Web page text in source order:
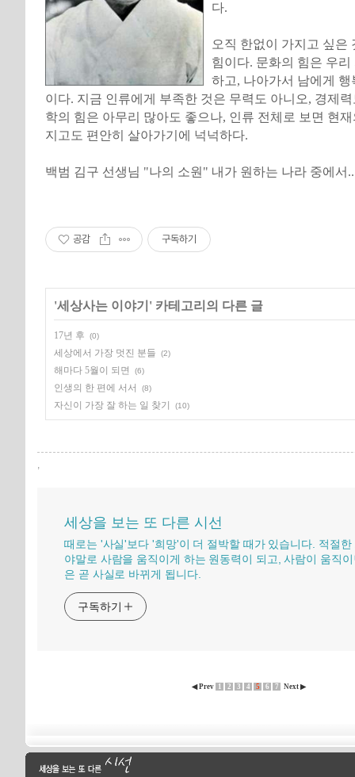
다.
오직 한없이 가지고 싶은
힘이다. 문화의 힘은 우
하고, 나아가서 남에게
이다. 지금 인류에게 부족한 것은 무력도 아니오, 경제
학의 힘은 아무리 많아도 좋으나, 인류 전체로 보면 현
지고도 편안히 살아가기에 넉넉하다.
백범 김구 선생님 "나의 소원" 내가 원하는 나라 중에서
공감 구독하기
'세상사는 이야기 ' 카테고리의 다른 글
17년 후 (0)
세상에서 가장 멋진 분들 (2)
해마다 5월이 되면 (6)
인생의 한 편에 서서 (8)
자신이 가장 잘 하는 일 찾기 (10)
,
세상을 보는 또 다른 시선
때로는 '사실'보다 '희망'이 더 절박할 때가 있습니다. 적절한
야말로 사람을 움직이게 하는 원동력이 되고, 사람이 움직
은 곧 사실로 바뀌게 됩니다.
구독하기
◀ Prev 1 2 3 4 5 6 7 Next ▶